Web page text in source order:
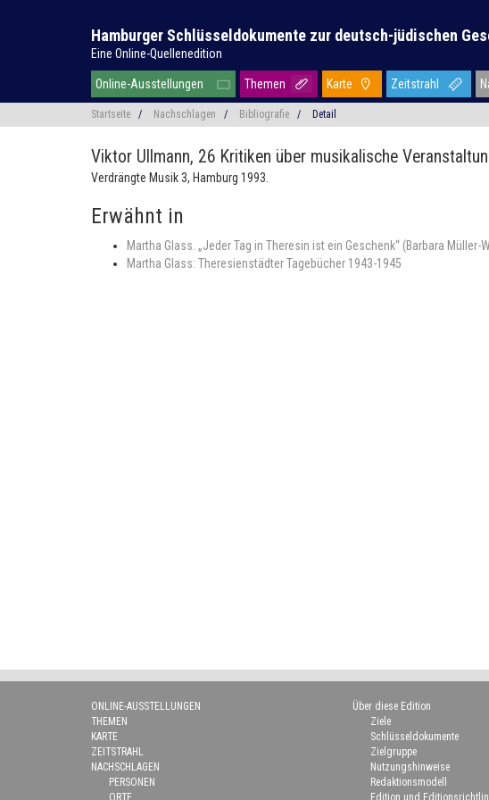
Hamburger Schlüsseldokumente zur deutsch-jüdischen
Eine Online-Quellenedition
Online-Ausstellungen Themen Karte Zeitstrahl
Startseite / Nachschlagen / Bibliografie / Detail
Viktor Ullmann, 26 Kritiken über musikalische
Verdrängte Musik 3, Hamburg 1993.
Erwähnt in
Martha Glass. „Jeder Tag in Theresin ist ein Geschenk“ (Barbara Müller-
Martha Glass: Theresienstädter Tagebücher 1943-1945
ONLINE-AUSSTELLUNGEN
THEMEN
KARTE
ZEITSTRAHL
NACHSCHLAGEN
PERSONEN
ORTE
Über diese Edition
Ziele
Schlüsseldokumente
Zielgruppe
Nutzungshinweise
Redaktionsmodell
Edition und